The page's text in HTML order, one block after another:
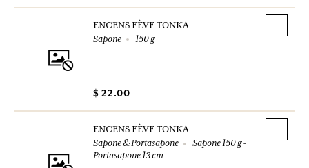
ENCENS FÈVE TONKA
Sapone
150 g
$ 22.00
ENCENS FÈVE TONKA
Sapone & Portasapone
Sapone 150 g -
Portasapone 13 cm